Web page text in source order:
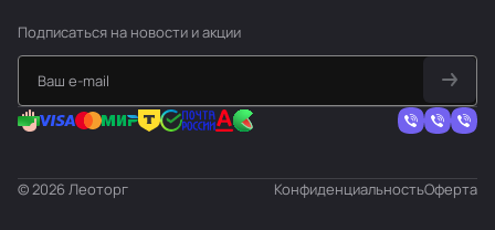
Подписаться на новости и акции
© 2026 Леоторг КонфиденциальностьОферта